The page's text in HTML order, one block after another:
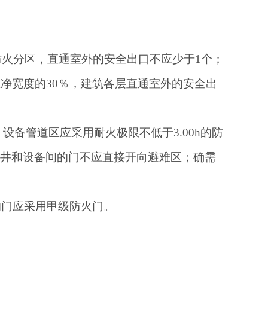
分区，直通室外的安全出口不应少于1个；
宽度的30％，建筑各层直通室外的安全出
备管道区应采用耐火极限不低于3.00h的防
和设备间的门不应直接开向避难区；确需
应采用甲级防火门。